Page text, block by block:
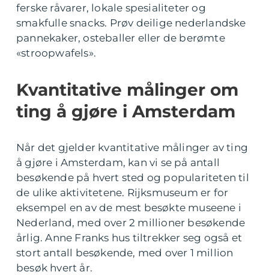
ferske råvarer, lokale spesialiteter og
smakfulle snacks. Prøv deilige nederlandske
pannekaker, osteballer eller de berømte
«stroopwafels».
Kvantitative målinger om
ting å gjøre i Amsterdam
Når det gjelder kvantitative målinger av ting
å gjøre i Amsterdam, kan vi se på antall
besøkende på hvert sted og populariteten til
de ulike aktivitetene. Rijksmuseum er for
eksempel en av de mest besøkte museene i
Nederland, med over 2 millioner besøkende
årlig. Anne Franks hus tiltrekker seg også et
stort antall besøkende, med over 1 million
besøk hvert år.